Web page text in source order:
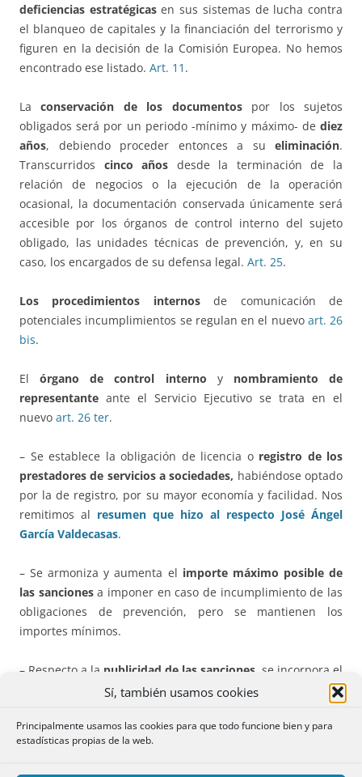
Sí, también usamos cookies
Principalmente usamos las cookies para que todo funcione bien y para
estadísticas propias de la web.
deficiencias estratégicasen sus sistemas de lucha contra
el blanqueo de capitales y la financiación del terrorismo y
figuren en la decisión de la Comisión Europea. No hemos
encontrado ese listado. Art. 11 .
Laconservación de los documentos por los sujetos
obligados será por un periodo -mínimo y máximo- de diez
años, debiendo proceder entonces a su eliminación.
Transcurridos cinco años desde la terminación de la
relación de negocios o la ejecución de la operación
ocasional, la documentación conservada únicamente será
accesible por los órganos de control interno del sujeto
obligado, las unidades técnicas de prevención, y, en su
caso, los encargados de su defensa legal. Art. 25.
Los procedimientos internosde comunicación de
potenciales incumplimientos se regulan en el nuevo art. 26
bis.
Elórgano de control interno y nombramiento de
representante ante el Servicio Ejecutivo se trata en el
nuevo art. 26 ter.
– Se establece la obligación de licencia oregistro de los
prestadores de servicios a sociedades, habiéndose optado
por la de registro, por su mayor economía y facilidad. Nos
remitimos al resumen que hizo al respecto José Ángel
García Valdecasas.
– Se armoniza y aumenta el importe máximo posible de
las sancionesa imponer en caso de incumplimiento de las
obligaciones de prevención, pero se mantienen los
importes mínimos.
– Respecto a la publicidad de las sanciones , se incorpora el
elemento adicional de lapublicidad anónima
de las
sanciones impuestas, en el caso de que no se acuerde la
publicación.